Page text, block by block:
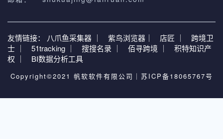
友情链接： 八爪鱼采集器 ｜ 紫鸟浏览器｜ 店匠 ｜
跨境卫
士 ｜
51tracking ｜ 搜搜名录 ｜ 佰寻跨境 ｜
积特知识产
权 ｜
BI数据分析工具
Copyright©2021 帆软软件有限公司｜ 苏ICP备18065767号